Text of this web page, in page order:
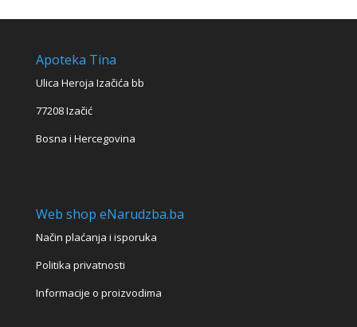
Apoteka Tina
Ulica Heroja Izačića bb
77208 Izačić
Bosna i Hercegovina
Web shop eNarudzba.ba
Način plaćanja i isporuka
Politika privatnosti
Informacije o proizvodima